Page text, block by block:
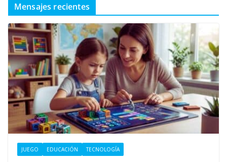
Mensajes recientes
JUEGO EDUCACIÓN TECNOLOGÍA